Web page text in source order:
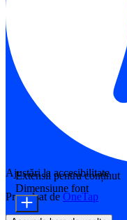
Ajustări la accesibilitate
Propulsat de OneTap
Extensii pentru conținut
Dimensiune font